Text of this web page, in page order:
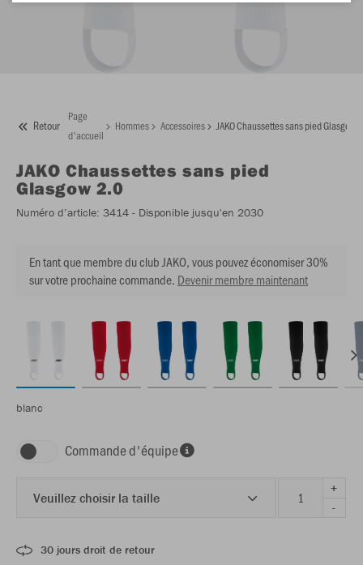
Retour
Page
d'accueil
Hommes Accessoires JAKO Chaussettes sans pied Glasgow
JAKO Chaussettes sans pied
Glasgow 2.0
Numéro d’article: 3414 - Disponible jusqu'en 2030
En tant que membre du club JAKO, vous pouvez économiser 30%
sur votre prochaine commande. Devenir membre maintenant
blanc
Commande d'équipe
Veuillez choisir la taille
+
-
30 jours droit de retour